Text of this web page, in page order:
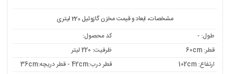
مشخصات، ابعاد و قیمت مخزن گازوئیل 220 لیتری
طول: -
کد محصول:
قطر: 60cm
ظرفیت: 220 لیتر
ارتفاع: 102cm
قطر درب:42cm - قطر دریچه:36cm